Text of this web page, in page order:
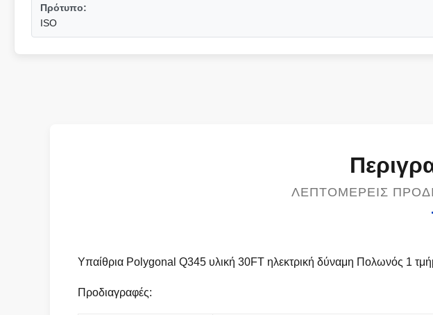
Πρότυπο:
ISO
ΛΕΠΤΟΜΕΡΕΊΣ
Υπαίθρια Polygonal Q345 υλική 30FT ηλεκτρική δύναμη Πολωνός 1
Προδιαγραφές: